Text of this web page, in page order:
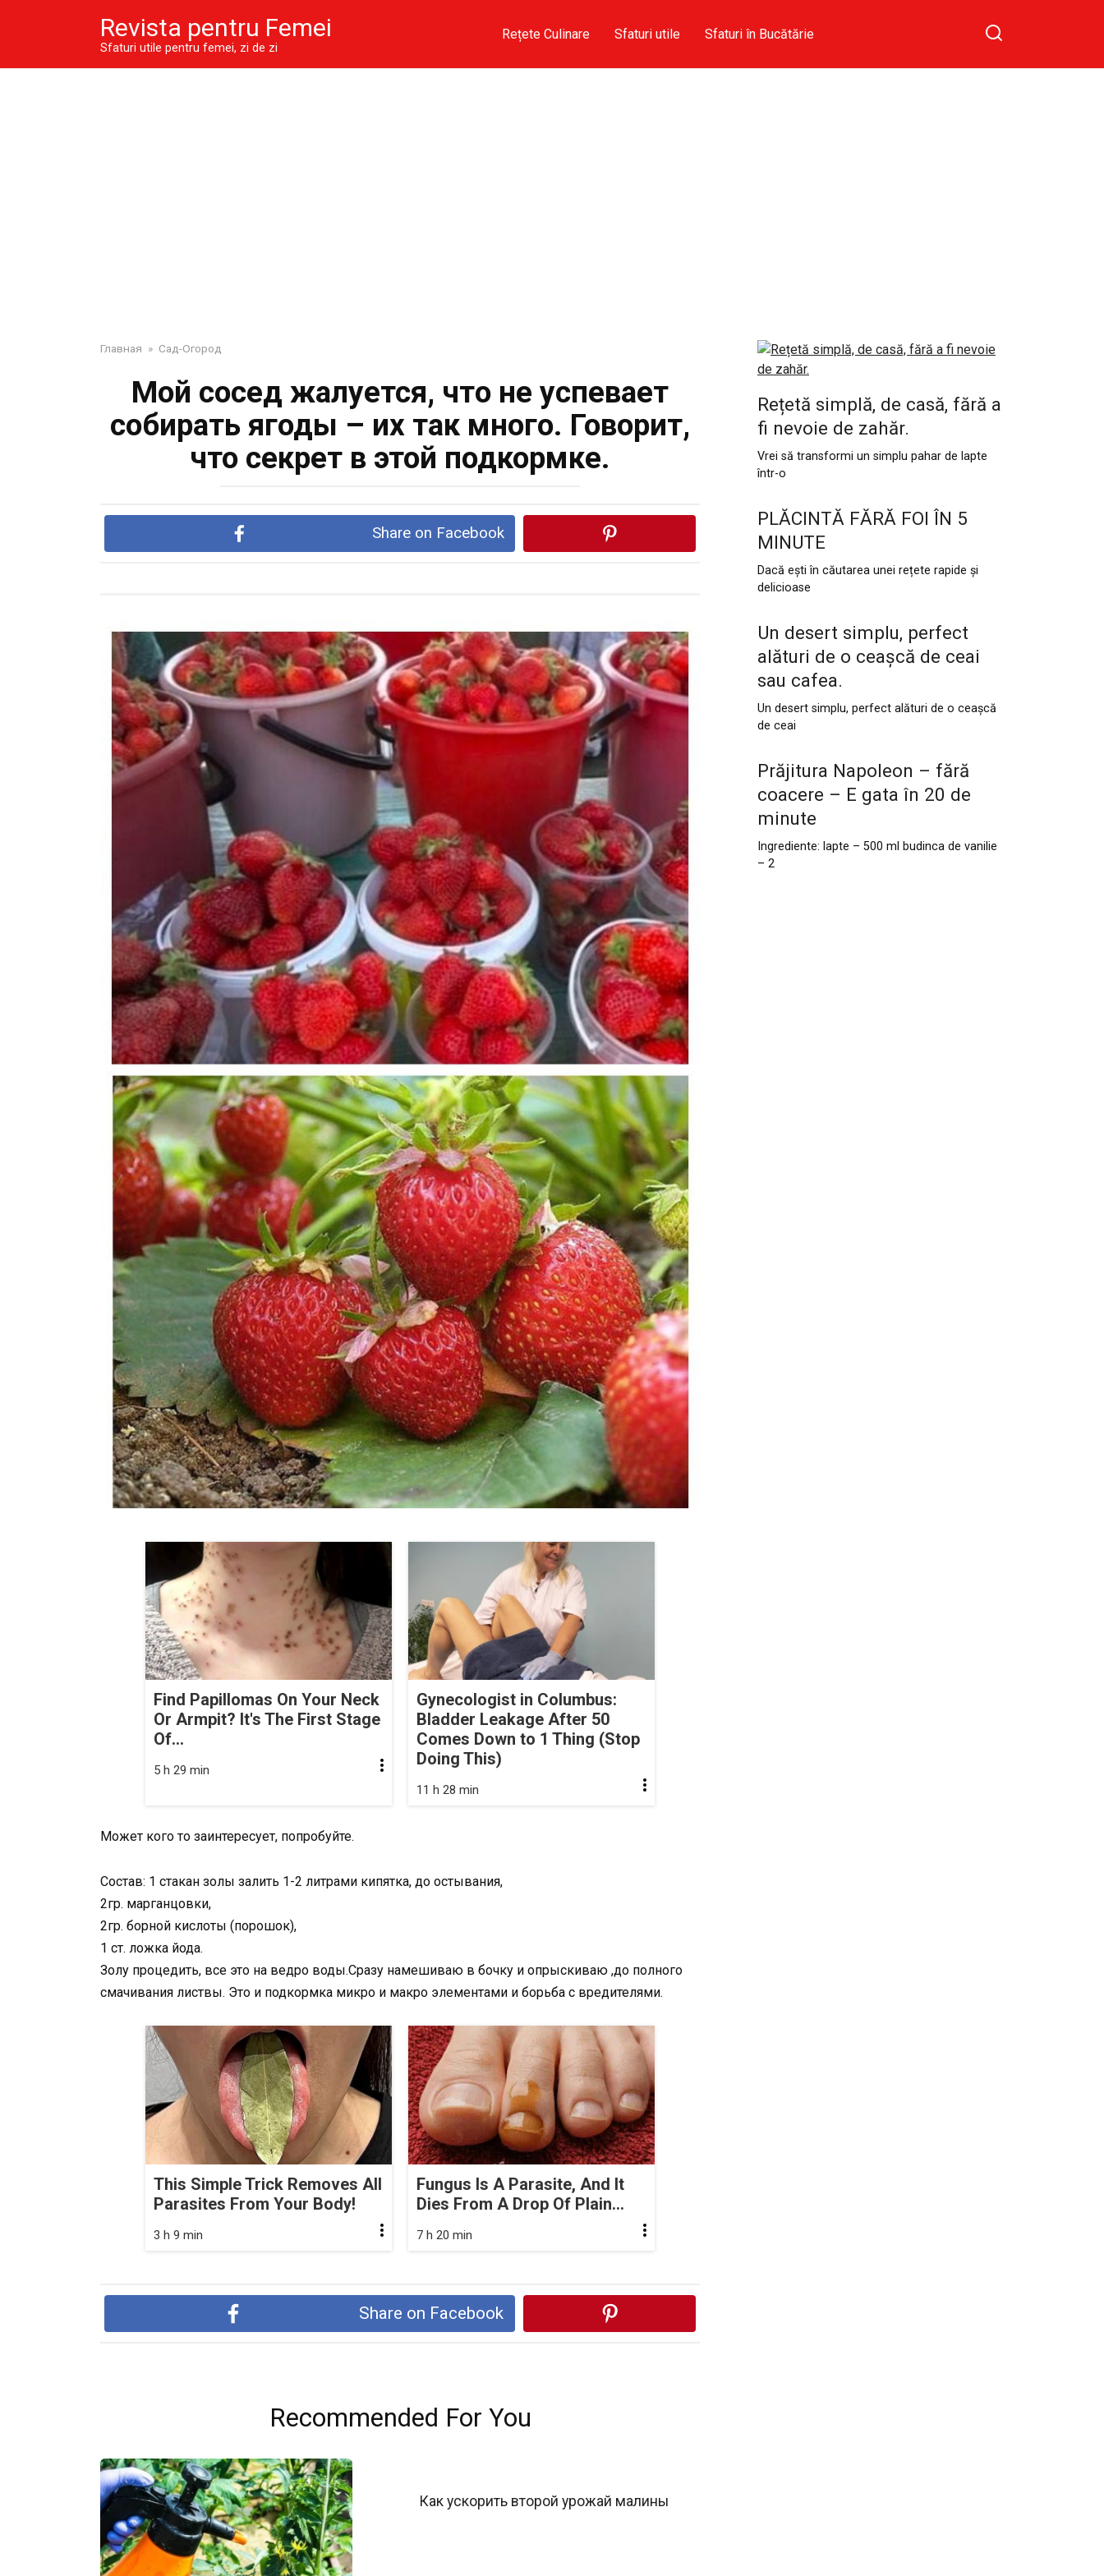
Revista pentru Femei
Sfaturi utile pentru femei, zi de zi
Rețete Culinare Sfaturi utile Sfaturi în Bucătărie
Главная » Сад-Огород
Moй coceд жaлуeтся, чтo нe ycпевает
собирать ягоды – их так много. Говорит,
что секрет в этой подкормке.
Share on Facebook
Find Papillomas On Your Neck
Or Armpit? It's The First Stage
Of...
5 h 29 min
Gynecologist in Columbus:
Bladder Leakage After 50
Comes Down to 1 Thing (Stop
Doing This)
11 h 28 min
Может кого то заинтересует, попробуйте.
Состав: 1 стакан золы залить 1-2 литрами кипятка, до остывания,
2гр. марганцовки,
2гр. борной кислоты (порошок),
1 ст. ложка йода.
Золу процедить, все это на ведро воды.Сразу намешиваю в бочку и опрыскиваю ,до полного
смачивания листвы. Это и подкормка микро и макро элементами и борьба с вредителями.
This Simple Trick Removes All
Parasites From Your Body!
3 h 9 min
Fungus Is A Parasite, And It
Dies From A Drop Of Plain...
7 h 20 min
Share on Facebook
Recommended For You
Как ускорить второй урожай малины
Rețetă simplă, de casă, fără a
fi nevoie de zahăr.
Vrei să transformi un simplu pahar de lapte
într-o
PLĂCINTĂ FĂRĂ FOI ÎN 5
MINUTE
Dacă ești în căutarea unei rețete rapide și
delicioase
Un desert simplu, perfect
alături de o ceașcă de ceai
sau cafea.
Un desert simplu, perfect alături de o ceașcă
de ceai
Prăjitura Napoleon – fără
coacere – E gata în 20 de
minute
Ingrediente: lapte – 500 ml budinca de vanilie
– 2